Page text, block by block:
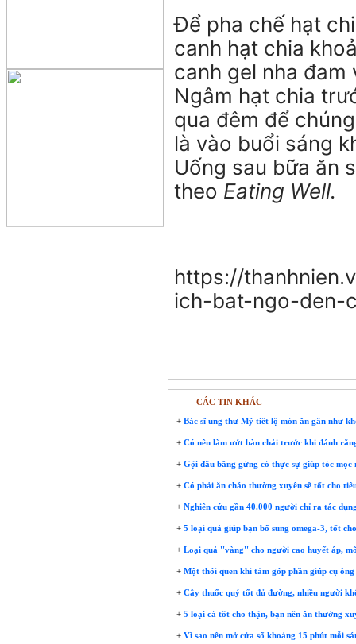
Để pha chế hạt
canh hạt chia
canh gel nha
Ngâm hạt chia
qua đêm để
là vào buổi sáng
Uống sau bữa ăn
theo Eating Well.
https://
ich-bat-ngo-den-
CÁC TIN KHÁC
+ Bác sĩ ung thư Mỹ tiết lộ món ăn gần như
+ Có nên làm ướt bàn chải trước khi đánh
+ Gội đầu bằng gừng có thực sự giúp tóc mọc
+ Có phải ăn cháo thường xuyên sẽ tốt cho
+ Nghiên cứu gần 40.000 người chỉ ra tác
+ 5 loại quả giúp bạn bổ sung omega-3, tốt
+ Loại quả ''vàng'' cho người cao huyết áp,
+ Một thói quen khi tắm góp phần giúp cụ
+ Cây thuốc quý tốt đủ đường, nhiều người
+ 5 loại cá tốt cho thận, bạn nên ăn thường
+ Vì sao nên mở cửa sổ khoảng 15 phút mỗi